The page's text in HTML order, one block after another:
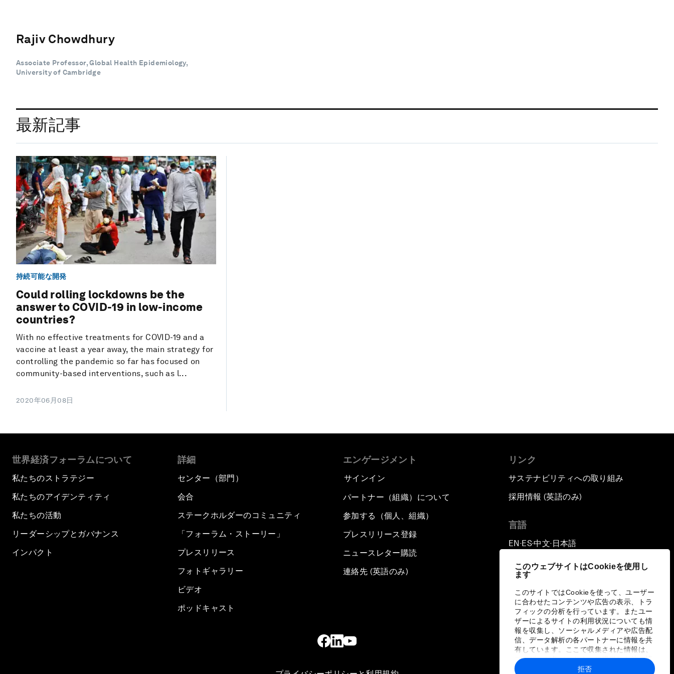
このウェブサイトはCookieを使用し
ます
このサイトではCookieを使って、ユーザー
に合わせたコンテンツや広告の表示、トラ
フィックの分析を行っています。またユー
ザーによるサイトの利用状況についても情
報を収集し、ソーシャルメディアや広告配
信、データ解析の各パートナーに情報を共
有しています。ここで収集された情報は、
ユーザーが各パートナーに提供した他の情
報や各パートナーのサービスを使用した際
拒否
Rajiv Chowdhury
Associate Professor, Global Health Epidemiology,
University of Cambridge
最新記事
持続可能な開発
Could rolling lockdowns be the
answer to COVID-19 in low-income
countries?
With no effective treatments for COVID-19 and a
vaccine at least a year away, the main strategy for
controlling the pandemic so far has focused on
community-based interventions, such as l...
2020年06月08日
世界経済フォーラムについて
私たちのストラテジー
私たちのアイデンティティ
私たちの活動
リーダーシップとガバナンス
インパクト
詳細
センター（部門）
会合
ステークホルダーのコミュニティ
「フォーラム・ストーリー」
プレスリリース
フォトギャラリー
ビデオ
ポッドキャスト
エンゲージメント
サインイン
パートナー（組織）について
参加する（個人、組織）
プレスリリース登録
ニュースレター購読
連絡先 (英語のみ)
リンク
サステナビリティへの取り組み
採用情報 (英語のみ)
言語
EN ▪ ES▪中文▪ 日本語